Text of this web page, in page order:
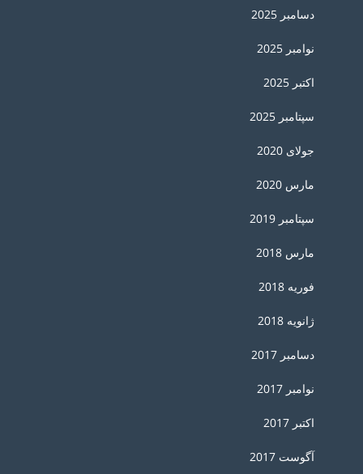
دسامبر 2025
نوامبر 2025
اکتبر 2025
سپتامبر 2025
جولای 2020
مارس 2020
سپتامبر 2019
مارس 2018
فوریه 2018
ژانویه 2018
دسامبر 2017
نوامبر 2017
اکتبر 2017
آگوست 2017